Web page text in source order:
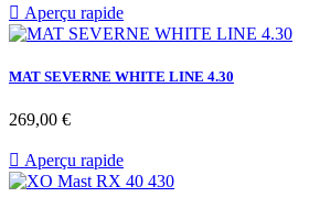
 Aperçu rapide
MAT SEVERNE WHITE LINE 4.30
Prix
269,00 €
 Aperçu rapide